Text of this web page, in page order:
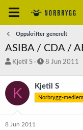
Oppskrifter generelt
ASIBA / CDA /
T
å
d
s
a
r
Kjetil S
S
r
t
a
8 Jun 2011
K Kjetil S
Norbrygg-medlem
8 Jun 2011